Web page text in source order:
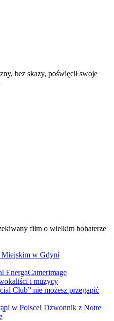
bez skazy, poświęcił swoje
film o wielkim bohaterze
Miejskim w Gdyni
EnergaCamerimage
i muzycy
Club” nie możesz przegapić
w Polsce! Dzwonnik z Notre